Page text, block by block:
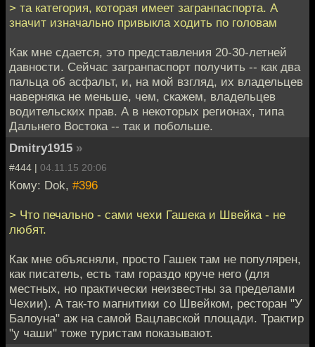
> та категория, которая имеет загранпаспорта. А
значит изначально привыкла ходить по головам
Как мне сдается, это представления 20-30-летней
давности. Сейчас загранпаспорт получить -- как два
пальца об асфальт, и, на мой взгляд, их владельцев
наверняка не меньше, чем, скажем, владельцев
водительских прав. А в некоторых регионах, типа
Дальнего Востока -- так и побольше.
Dmitry1915 »
#444 | 04.11.15 20:06
Кому: Dok, #396
> Что печально - сами чехи Гашека и Швейка - не
любят.
Как мне объясняли, просто Гашек там не популярен,
как писатель, есть там гораздо круче него (для
местных, но практически неизвестны за пределами
Чехии). А так-то магнитики со Швейком, ресторан "У
Балоуна" аж на самой Вацлавской площади. Трактир
"у чаши" тоже туристам показывают.